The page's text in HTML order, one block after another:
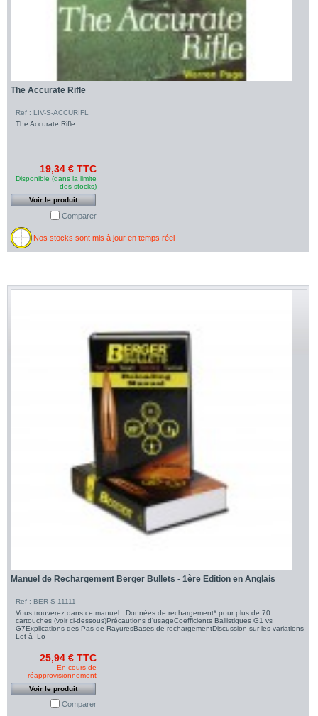
The Accurate Rifle
Ref : LIV-S-ACCURIFL
The Accurate Rifle
19,34 € TTC
Disponible (dans la limite
des stocks)
Voir le produit
Comparer
Nos stocks sont mis à jour en temps réel
Manuel de Rechargement Berger Bullets - 1ère Edition en Anglais
Ref : BER-S-11111
Vous trouverez dans ce manuel : Données de rechargement* pour plus de 70
cartouches (voir ci-dessous)Précautions d'usageCoefficients Ballistiques G1 vs
G7Explications des Pas de RayuresBases de rechargementDiscussion sur les variations
Lot à Lo
25,94 € TTC
En cours de
réapprovisionnement
Voir le produit
Comparer